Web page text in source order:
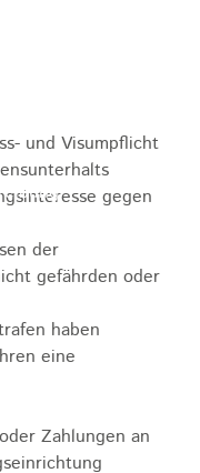
und Visumpflicht
gegen
der
gefährden oder
haben
eine
Zahlungen an